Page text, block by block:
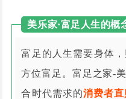
美乐家·富足人生的概
富足的人生需要身体
方位富足。富足之家-
合时代需求的消费者直